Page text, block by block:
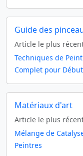
Guide des
Article le plus
Techniques de
Complet pour
Matériaux d'art
Article le plus
Mélange de
Peintres